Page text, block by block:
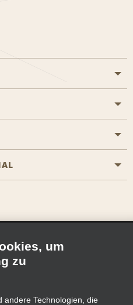
Nutzungsbedingungen
Richtlinie
um
zu
andere Technologien, die